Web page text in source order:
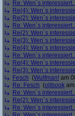
Re: Wen´s
Re(4): Wen´s
Re(2): Wen´s
Re: Wen´s
Re(2): Wen´s
Re(3): Wen´s
Re(4): Wen´s
Re: Wen´s
Re(4): Wen´s
Re(3): Wen´s
Fesch (Wulfman! am
Re: Fesch (olibook
Re: Wen´s
Re(2): Wen´s
Re: Wen´s